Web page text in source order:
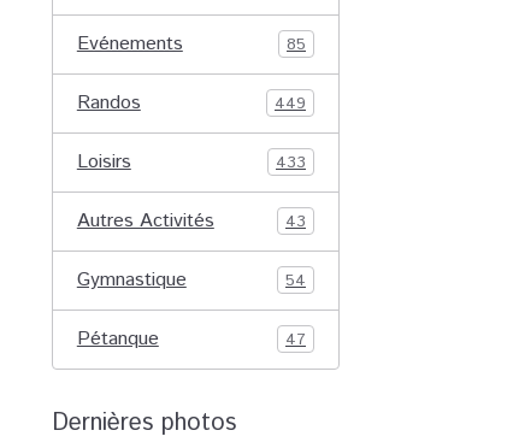
Evénements 85
Randos 449
Loisirs 433
Autres Activités 43
Gymnastique 54
Pétanque 47
Dernières photos